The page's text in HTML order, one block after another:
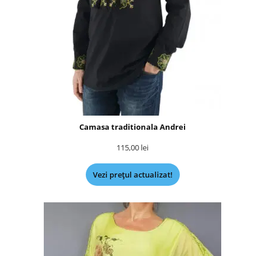
Camasa traditionala Andrei
115,00 lei
Vezi prețul actualizat!